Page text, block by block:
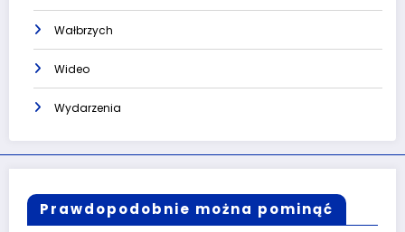
Wałbrzych
Wideo
Wydarzenia
Prawdopodobnie można pominąć